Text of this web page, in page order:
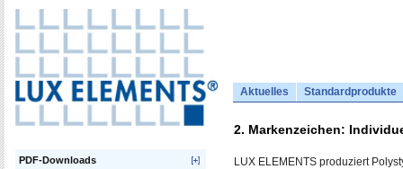
Aktuelles Standardprodukte
PDF-Downloads
2. Markenzeichen:
LUX ELEMENTS produziert